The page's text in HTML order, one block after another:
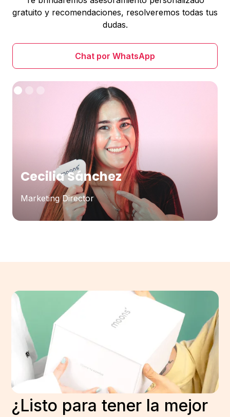
gratuito y recomendaciones, resolveremos todas tus
dudas.
Chat por WhatsApp
Cecilia Sánchez
Marketing Director
¿Listo para tener la mejor